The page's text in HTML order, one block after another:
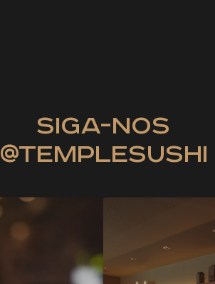
siga-nos
@templesushi